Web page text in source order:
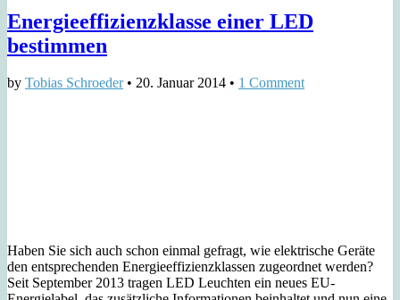
Energieeffizienzklasse einer LED
bestimmen
by Tobias Schroeder• 20. Januar 2014 • 1 Comment
Haben Sie sich auch schon einmal gefragt, wie elektrische Geräte
den entsprechenden Energieeffizienzklassen zugeordnet werden?
Seit September 2013 tragen LED Leuchten ein neues EU-